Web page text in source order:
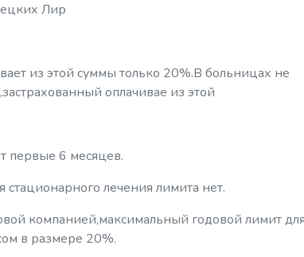
Лир
из этой суммы только 20%.В больницах не
оплачивае из этой
первые 6 месяцев.
лечения лимита нет.
компанией,максимальный годовой лимит
в размере 20%.